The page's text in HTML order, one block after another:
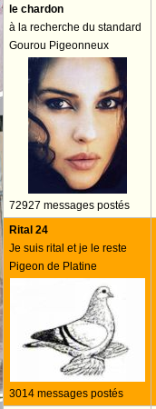
le chardon
à la recherche du standard
Gourou Pigeonneux
72927 messages postés
Rital 24
Je suis rital et je le reste
Pigeon de Platine
3014 messages postés